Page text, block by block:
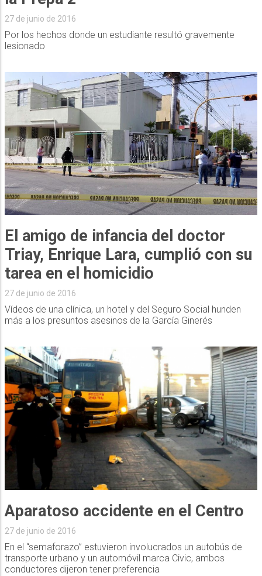
27 de junio de 2016
Por los hechos donde un estudiante resultó gravemente
lesionado
El amigo de infancia del doctor
Triay, Enrique Lara, cumplió con su
tarea en el homicidio
27 de junio de 2016
Vídeos de una clínica, un hotel y del Seguro Social hunden
más a los presuntos asesinos de la García Ginerés
Aparatoso accidente en el Centro
27 de junio de 2016
En el “semaforazo” estuvieron involucrados un autobús de
transporte urbano y un automóvil marca Civic, ambos
conductores dijeron tener preferencia